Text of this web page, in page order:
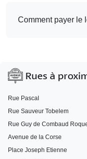
Comment payer le
Rues à
Rue Pascal
Rue Sauveur Tobelem
Rue Guy de Combaud
Avenue de la Corse
Place Joseph Etienne